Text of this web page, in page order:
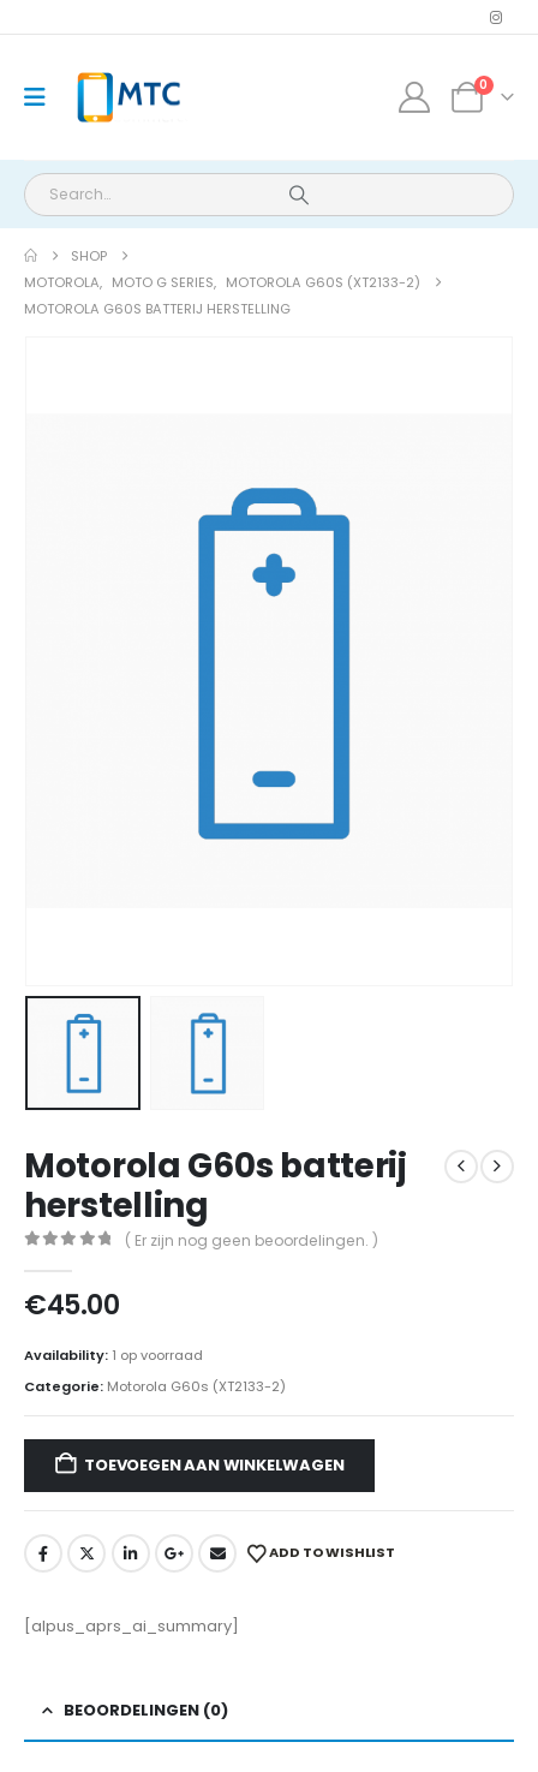
0
SHOP
MOTOROLA, MOTO G SERIES, MOTOROLA G60S (XT2133-2)
MOTOROLA G60S BATTERIJ HERSTELLING
Motorola G60s batterij
herstelling
( Er zijn nog geen beoordelingen. )
€45.00
Availability: 1 op voorraad
Categorie: Motorola G60s (XT2133-2)
TOEVOEGEN AAN WINKELWAGEN
ADD TO WISHLIST
[alpus_aprs_ai_summary]
BEOORDELINGEN (0)